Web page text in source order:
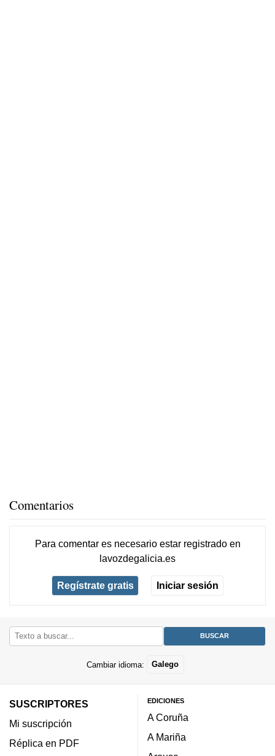
Comentarios
Para comentar es necesario estar registradoen
lavozdegalicia.es
Regístrate gratis Iniciar sesión
Cambiar idioma: Galego
SUSCRIPTORES
Mi suscripción
Réplica en PDF
EDICIONES
A Coruña
A Mariña